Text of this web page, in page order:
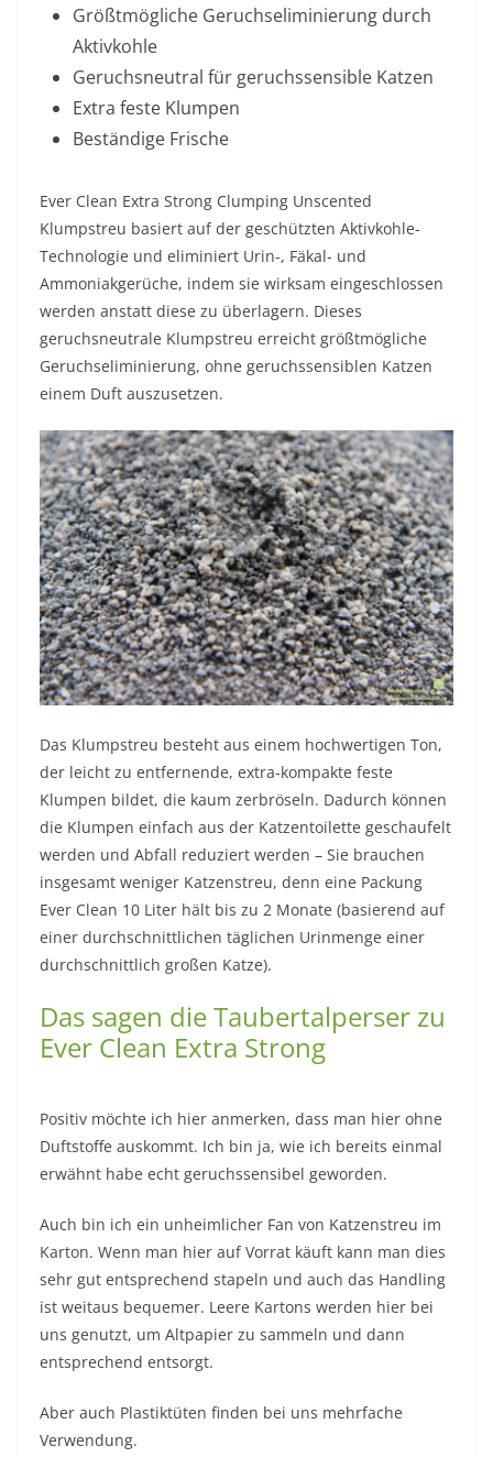
Größtmögliche Geruchseliminierung durch
Aktivkohle
Geruchsneutral für geruchssensible Katzen
Extra feste Klumpen
Beständige Frische
Ever Clean Extra Strong Clumping Unscented
Klumpstreu basiert auf der geschützten Aktivkohle-
Technologie und eliminiert Urin-, Fäkal- und
Ammoniakgerüche, indem sie wirksam eingeschlossen
werden anstatt diese zu überlagern. Dieses
geruchsneutrale Klumpstreu erreicht größtmögliche
Geruchseliminierung, ohne geruchssensiblen Katzen
einem Duft auszusetzen.
Das Klumpstreu besteht aus einem hochwertigen Ton,
der leicht zu entfernende, extra-kompakte feste
Klumpen bildet, die kaum zerbröseln. Dadurch können
die Klumpen einfach aus der Katzentoilette geschaufelt
werden und Abfall reduziert werden – Sie brauchen
insgesamt weniger Katzenstreu, denn eine Packung
Ever Clean 10 Liter hält bis zu 2 Monate (basierend auf
einer durchschnittlichen täglichen Urinmenge einer
durchschnittlich großen Katze).
Das sagen die Taubertalperser zu
Ever Clean Extra Strong
Positiv möchte ich hier anmerken, dass man hier ohne
Duftstoffe auskommt. Ich bin ja, wie ich bereits einmal
erwähnt habe echt geruchssensibel geworden.
Auch bin ich ein unheimlicher Fan von Katzenstreu im
Karton. Wenn man hier auf Vorrat käuft kann man dies
sehr gut entsprechend stapeln und auch das Handling
ist weitaus bequemer. Leere Kartons werden hier bei
uns genutzt, um Altpapier zu sammeln und dann
entsprechend entsorgt.
Aber auch Plastiktüten finden bei uns mehrfache
Verwendung.